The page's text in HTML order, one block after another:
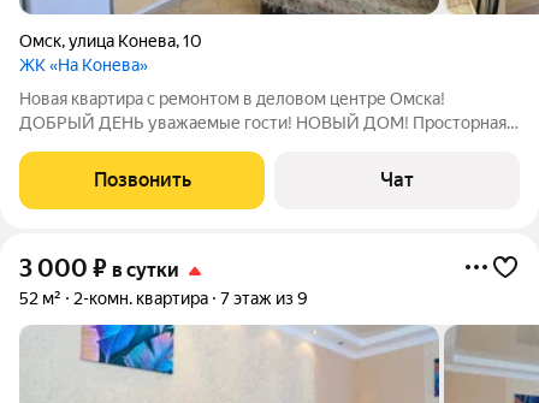
Омск,улица Конева,10
ЖК «На Конева»
Новая квартира с ремонтом в деловом центре Омска!
ДОБРЫЙ ДЕНЬ уважаемые гости! НОВЫЙ ДОМ! Просторная
соответствует200% . Омский Аэропорт, ОлТУГА,
ОЗГА(Омский завод гражданской авиации) - рядом! Автосалон
Позвонить Чат
3 000 ₽ в сутки
52 м² 2-комн. квартира 7 этаж из 9